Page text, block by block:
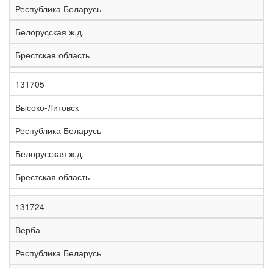
Республика Беларусь
Белорусская ж.д.
Брестская область
131705
Высоко-Литовск
Республика Беларусь
Белорусская ж.д.
Брестская область
131724
Верба
Республика Беларусь